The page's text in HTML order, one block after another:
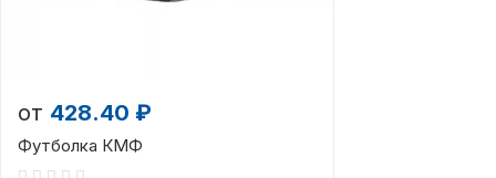
от 428.40 ₽
Футболка КМФ